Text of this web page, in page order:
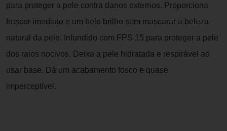
para proteger a pele contra danos externos. Proporciona
frescor imediato e um belo brilho sem mascarar a beleza
natural da pele. Infundido com FPS 15 para proteger a pele
dos raios nocivos. Deixa a pele hidratada e respirável ao
usar base. Dá um acabamento fosco e quase
imperceptível.